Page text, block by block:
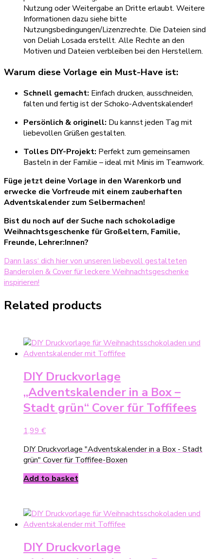
Nutzung oder Weitergabe an Dritte erlaubt. Weitere
Informationen dazu siehe bitte
Nutzungsbedingungen/Lizenzrechte. Die Dateien sind
von Deliah Losada erstellt. Alle Rechte an den
Motiven und Dateien verbleiben bei den Herstellern.
Warum diese Vorlage ein Must-Have ist:
Schnell gemacht: Einfach drucken, ausschneiden,
falten und fertig ist der Schoko-Adventskalender!
Persönlich & originell: Du kannst jeden Tag mit
liebevollen Grüßen gestalten.
Tolles DIY-Projekt: Perfekt zum gemeinsamen
Basteln in der Familie – ideal mit Minis im Teamwork.
Füge jetzt deine Vorlage in den Warenkorb und
erwecke die Vorfreude mit einem zauberhaften
Adventskalender zum Selbermachen!
Bist du noch auf der Suche nach schokoladige
Weihnachtsgeschenke für Großeltern, Familie,
Freunde, Lehrer:Innen?
Dann lass‘ dich hier von unseren liebevoll gestalteten
Banderolen & Cover für leckere Weihnachtsgeschenke
inspirieren!
Related products
DIY Druckvorlage
„Adventskalender in a Box –
Stadt grün“ Cover für Toffifees
1,99 €
DIY Druckvorlage "Adventskalender in a Box - Stadt
grün" Cover für Toffifee-Boxen
Add to basket
DIY Druckvorlage